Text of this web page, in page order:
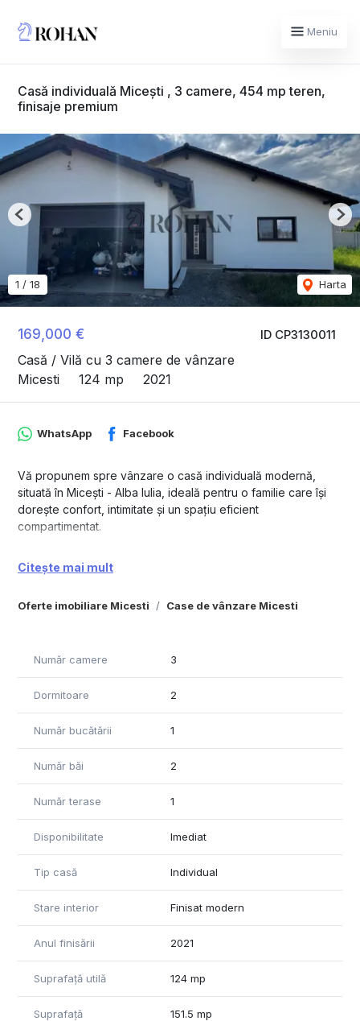
Meniu
Casă individuală Micești , 3 camere, 454 mp teren,
finisaje premium
ID CP3130011
169,000 €
Casă / Vilă cu 3 camere de vânzare
Micesti
124 mp 2021
1 / 18 Harta
Previous
Oferte imobiliare Micesti Case de vânzare Micesti
WhatsApp Facebook
Vă propunem spre vânzare o casă individuală modernă,
situată în Micești - Alba Iulia, ideală pentru o familie care își
dorește confort, intimitate și un spațiu eficient
compartimentat.
suprafață utilă de 124 mp, amplasată pe un teren de 454 mp.
un living generos și luminos, bucătărie separată, 2
terasă perfectă pentru momentele de relaxare.
după propriile preferințe, fie că vă doriți zonă verde, foișor
Casa este construită din BCA și izolată exterior cu polistiren
de 10 cm, având finisaj decorativ modern. Se predă la stadiul
la alb, oferindu-vă posibilitatea de a personaliza după gustul
dumneavoastră. Printre dotări regăsim geamuri termopan
tripan, pervaze din marmură la interior și exterior, curent
trifazic și monofazic, precum și toate utilitățile necesare.
„acasă” pentru viitorii proprietari.
Citește mai mult
Număr camere 3
Dormitoare 2
Număr bucătării 1
Număr băi 2
Număr terase 1
Disponibilitate Imediat
Tip casă Individual
Stare interior Finisat modern
Anul finisării 2021
Suprafață utilă 124 mp
Suprafață
151.5 mp